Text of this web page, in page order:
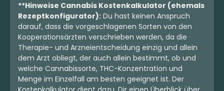
**Hinweise Cannabis Kostenkalkulator (ehemals
Rezeptkonfigurator): Du hast keinen Anspruch
darauf, dass die vorgeschlagenen Sorten von den
Kooperationsärzten verschrieben werden, da die
Therapie- und Arzneientscheidung einzig und allein
dem Arzt obliegt, der auch allein bestimmt, ob und
welche Cannabissorte, THC-Konzentration und
Menge im Einzelfall am besten geeignet ist. Der